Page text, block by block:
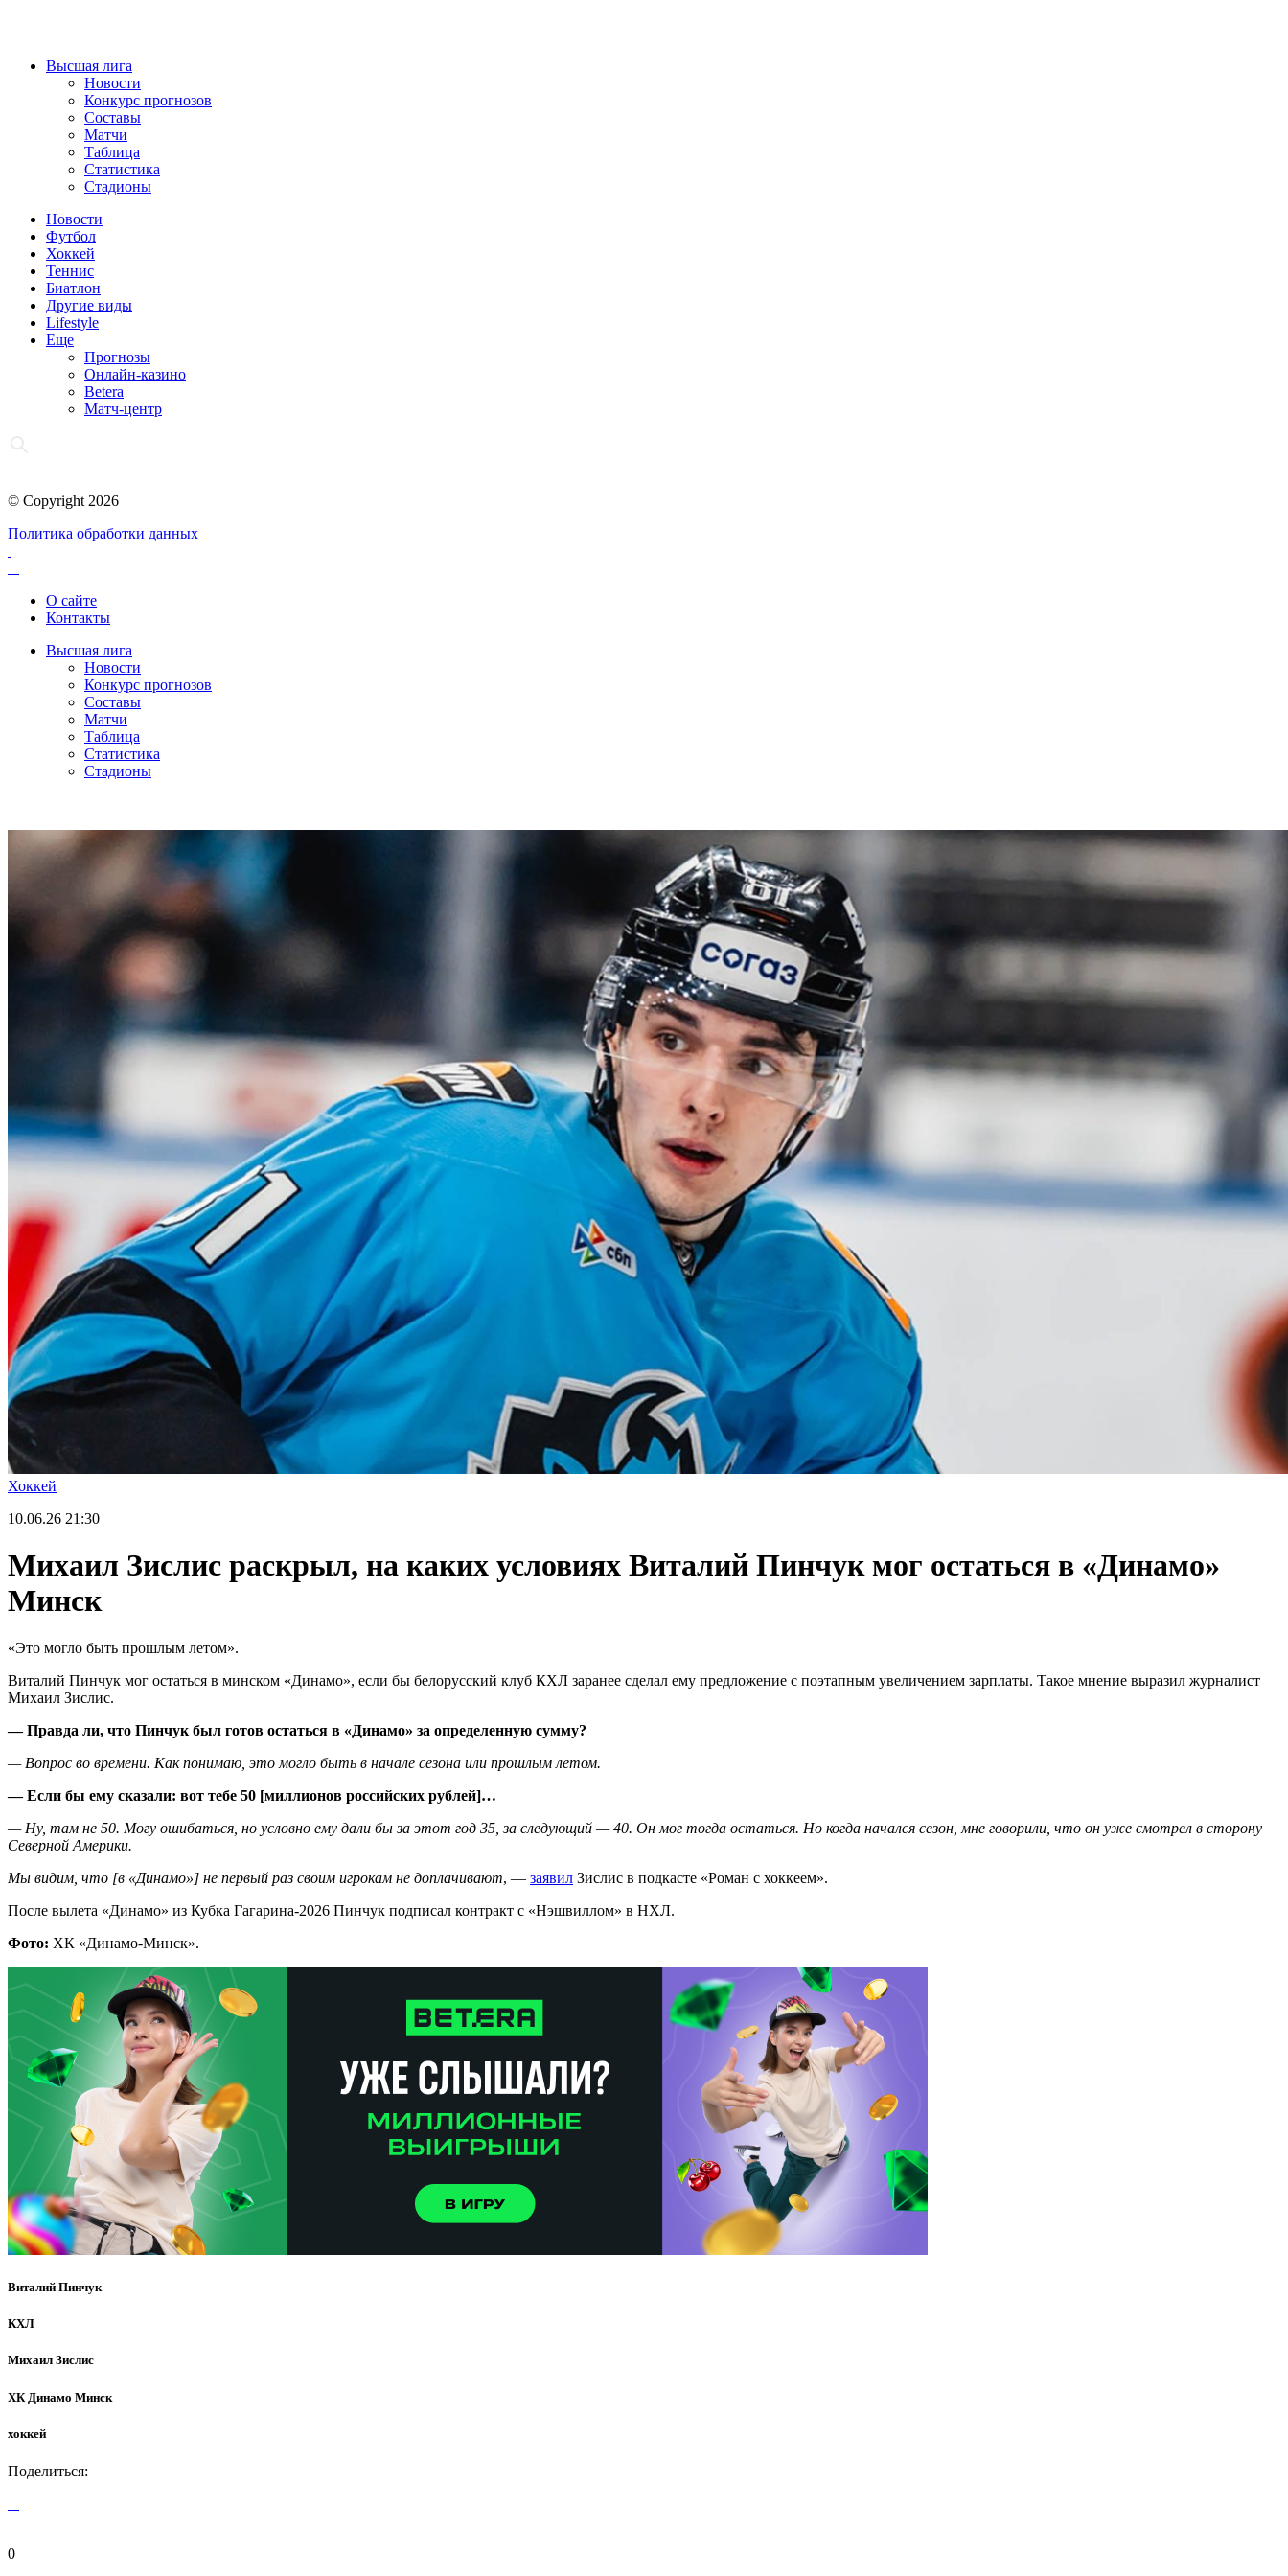
Высшая лига
Новости
Конкурс прогнозов
Составы
Матчи
Таблица
Статистика
Стадионы
Новости
Футбол
Хоккей
Теннис
Биатлон
Другие виды
Lifestyle
Еще
Прогнозы
Онлайн-казино
Betera
Матч-центр
© Copyright 2026
Политика обработки данных
О сайте
Контакты
Высшая лига
Новости
Конкурс прогнозов
Составы
Матчи
Таблица
Статистика
Стадионы
Хоккей
10.06.26 21:30
Михаил Зислис раскрыл, на каких условиях Виталий Пинчук мог остаться в «Динамо»
Минск
«Это могло быть прошлым летом».
Виталий Пинчук мог остаться в минском «Динамо», если бы белорусский клуб КХЛ заранее сделал ему предложение с поэтапным увеличением зарплаты. Такое мнение выразил журналист
Михаил Зислис.
— Правда ли, что Пинчук был готов остаться в «Динамо» за определенную сумму?
— Вопрос во времени. Как понимаю, это могло быть в начале сезона или прошлым летом.
— Если бы ему сказали: вот тебе 50 [миллионов российских рублей]…
— Ну, там не 50. Могу ошибаться, но условно ему дали бы за этот год 35, за следующий — 40. Он мог тогда остаться. Но когда начался сезон, мне говорили, что он уже смотрел в сторону
Северной Америки.
Мы видим, что [в «Динамо»] не первый раз своим игрокам не доплачивают, — заявил Зислис в подкасте «Роман с хоккеем».
После вылета «Динамо» из Кубка Гагарина-2026 Пинчук подписал контракт с «Нэшвиллом» в НХЛ.
Фото: ХК «Динамо-Минск».
Виталий Пинчук
КХЛ
Михаил Зислис
ХК Динамо Минск
хоккей
Поделиться:
0